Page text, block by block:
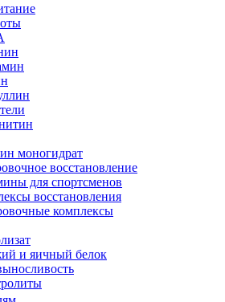
моногидрат
восстановление
для спортсменов
восстановления
комплексы
и яичный белок